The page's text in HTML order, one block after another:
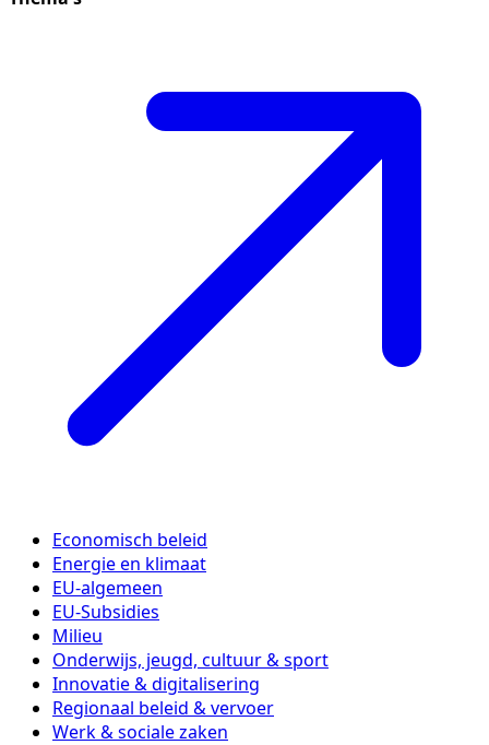
Economisch beleid
Energie en klimaat
EU-algemeen
EU-Subsidies
Milieu
Onderwijs, jeugd, cultuur & sport
Innovatie & digitalisering
Regionaal beleid & vervoer
Werk & sociale zaken